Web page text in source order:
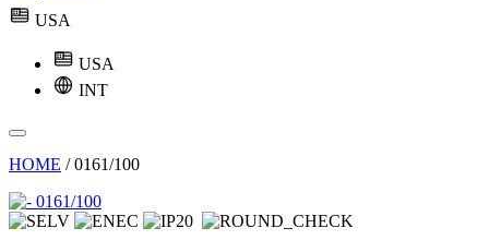
USA
USA
INT
HOME / 0161/100